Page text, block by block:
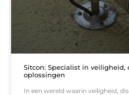
Sitcon: Specialist in veiligheid,
oplossingen
In een wereld waarin veiligheid,